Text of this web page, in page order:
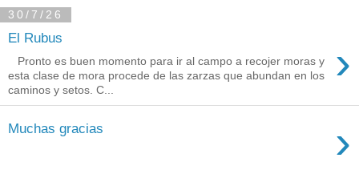
30/7/26
El Rubus ›
Pronto es buen momento para ir al campo a recojer moras y
esta clase de mora procede de las zarzas que abundan en los
caminos y setos. C...
Muchas gracias ›